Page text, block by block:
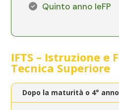
Quinto anno IeFP
IFTS – Istruzione e
Tecnica Superiore
Dopo la maturità o 4° anno